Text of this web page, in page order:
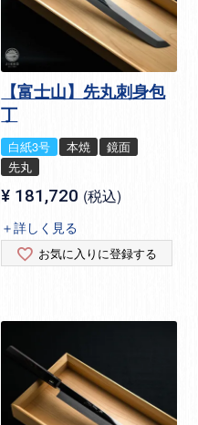
【富士山】先丸刺身包
丁
白紙3号 本焼
鏡面
先丸
¥ 181,720 税込
＋詳しく見る
お気に入りに登録する